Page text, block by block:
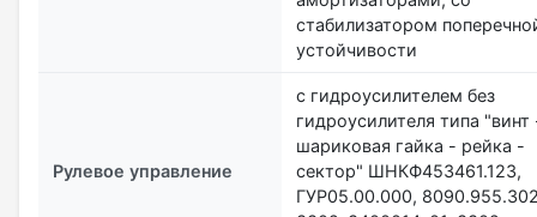
стабилизатором
устойчивости
Рулевое управление
с гидроусилителем без
гидроусилителя типа "винт
шариковая гайка - рейка -
сектор" ШНКФ453461.123,
ГУР05.00.000,